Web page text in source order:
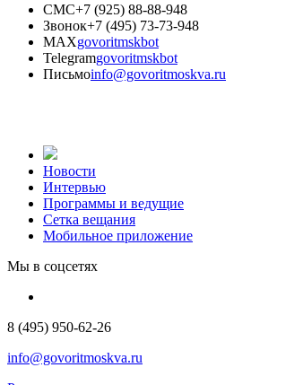
СМС+7 (925) 88-88-948
Звонок+7 (495) 73-73-948
MAXgovoritmskbot
Telegramgovoritmskbot
Письмоinfo@govoritmoskva.ru
Новости
Интервью
Программы и ведущие
Сетка вещания
Мобильное приложение
Мы в соцсетях
8 (495) 950-62-26
info@govoritmoskva.ru